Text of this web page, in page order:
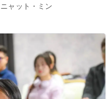
ャット・ミン